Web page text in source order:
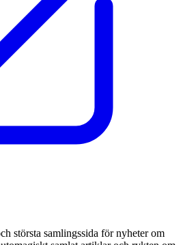
största samlingssida för nyheter om